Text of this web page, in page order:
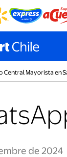
Central Mayorista en
de 2024